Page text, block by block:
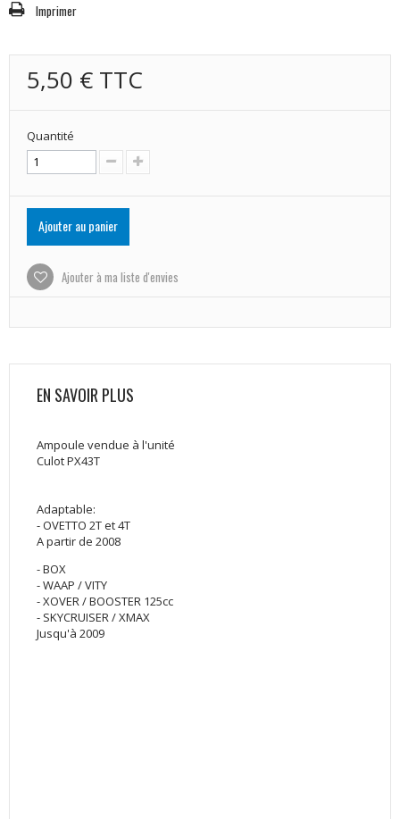
Imprimer
5,50 € TTC
Quantité
Ajouter au panier
Ajouter à ma liste d'envies
EN SAVOIR PLUS
Ampoule vendue à l'unité
Culot PX43T
Adaptable:
- OVETTO 2T et 4T
A partir de 2008
- BOX
- WAAP / VITY
- XOVER / BOOSTER 125cc
- SKYCRUISER / XMAX
Jusqu'à 2009